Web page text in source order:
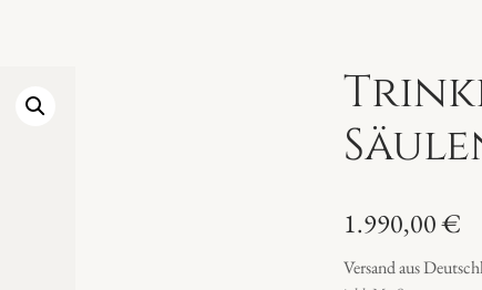
1.990,00€
Versand aus